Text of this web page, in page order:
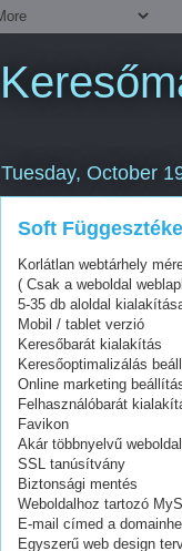
Tuesday, October
Soft
Korlátlan webtárhely
( Csak a weboldal
5-35 db aloldal
Mobil / tablet verzió
Keresőbarát kialakítás
Keresőoptimalizálás
Online marketing
Felhasználóbarát
Favikon
Akár többnyelvű
SSL tanúsítvány
Biztonsági mentés
Weboldalhoz tartozó
E-mail címed a
Egyszerű web design